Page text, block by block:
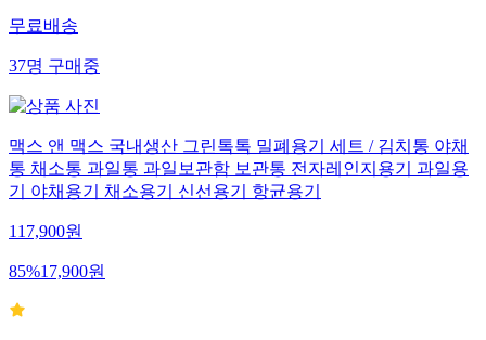
무료배송
37명구매중
맥스 앤 맥스 국내생산 그린톡톡 밀폐용기 세트 / 김치통 야채
통 채소통 과일통 과일보관함 보관통 전자레인지용기 과일용
기 야채용기 채소용기 신선용기 항균용기
117,900원
85%17,900원